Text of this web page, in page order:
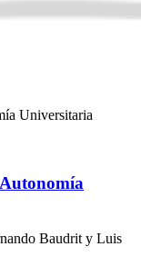
Universitaria
Baudrit y Luis